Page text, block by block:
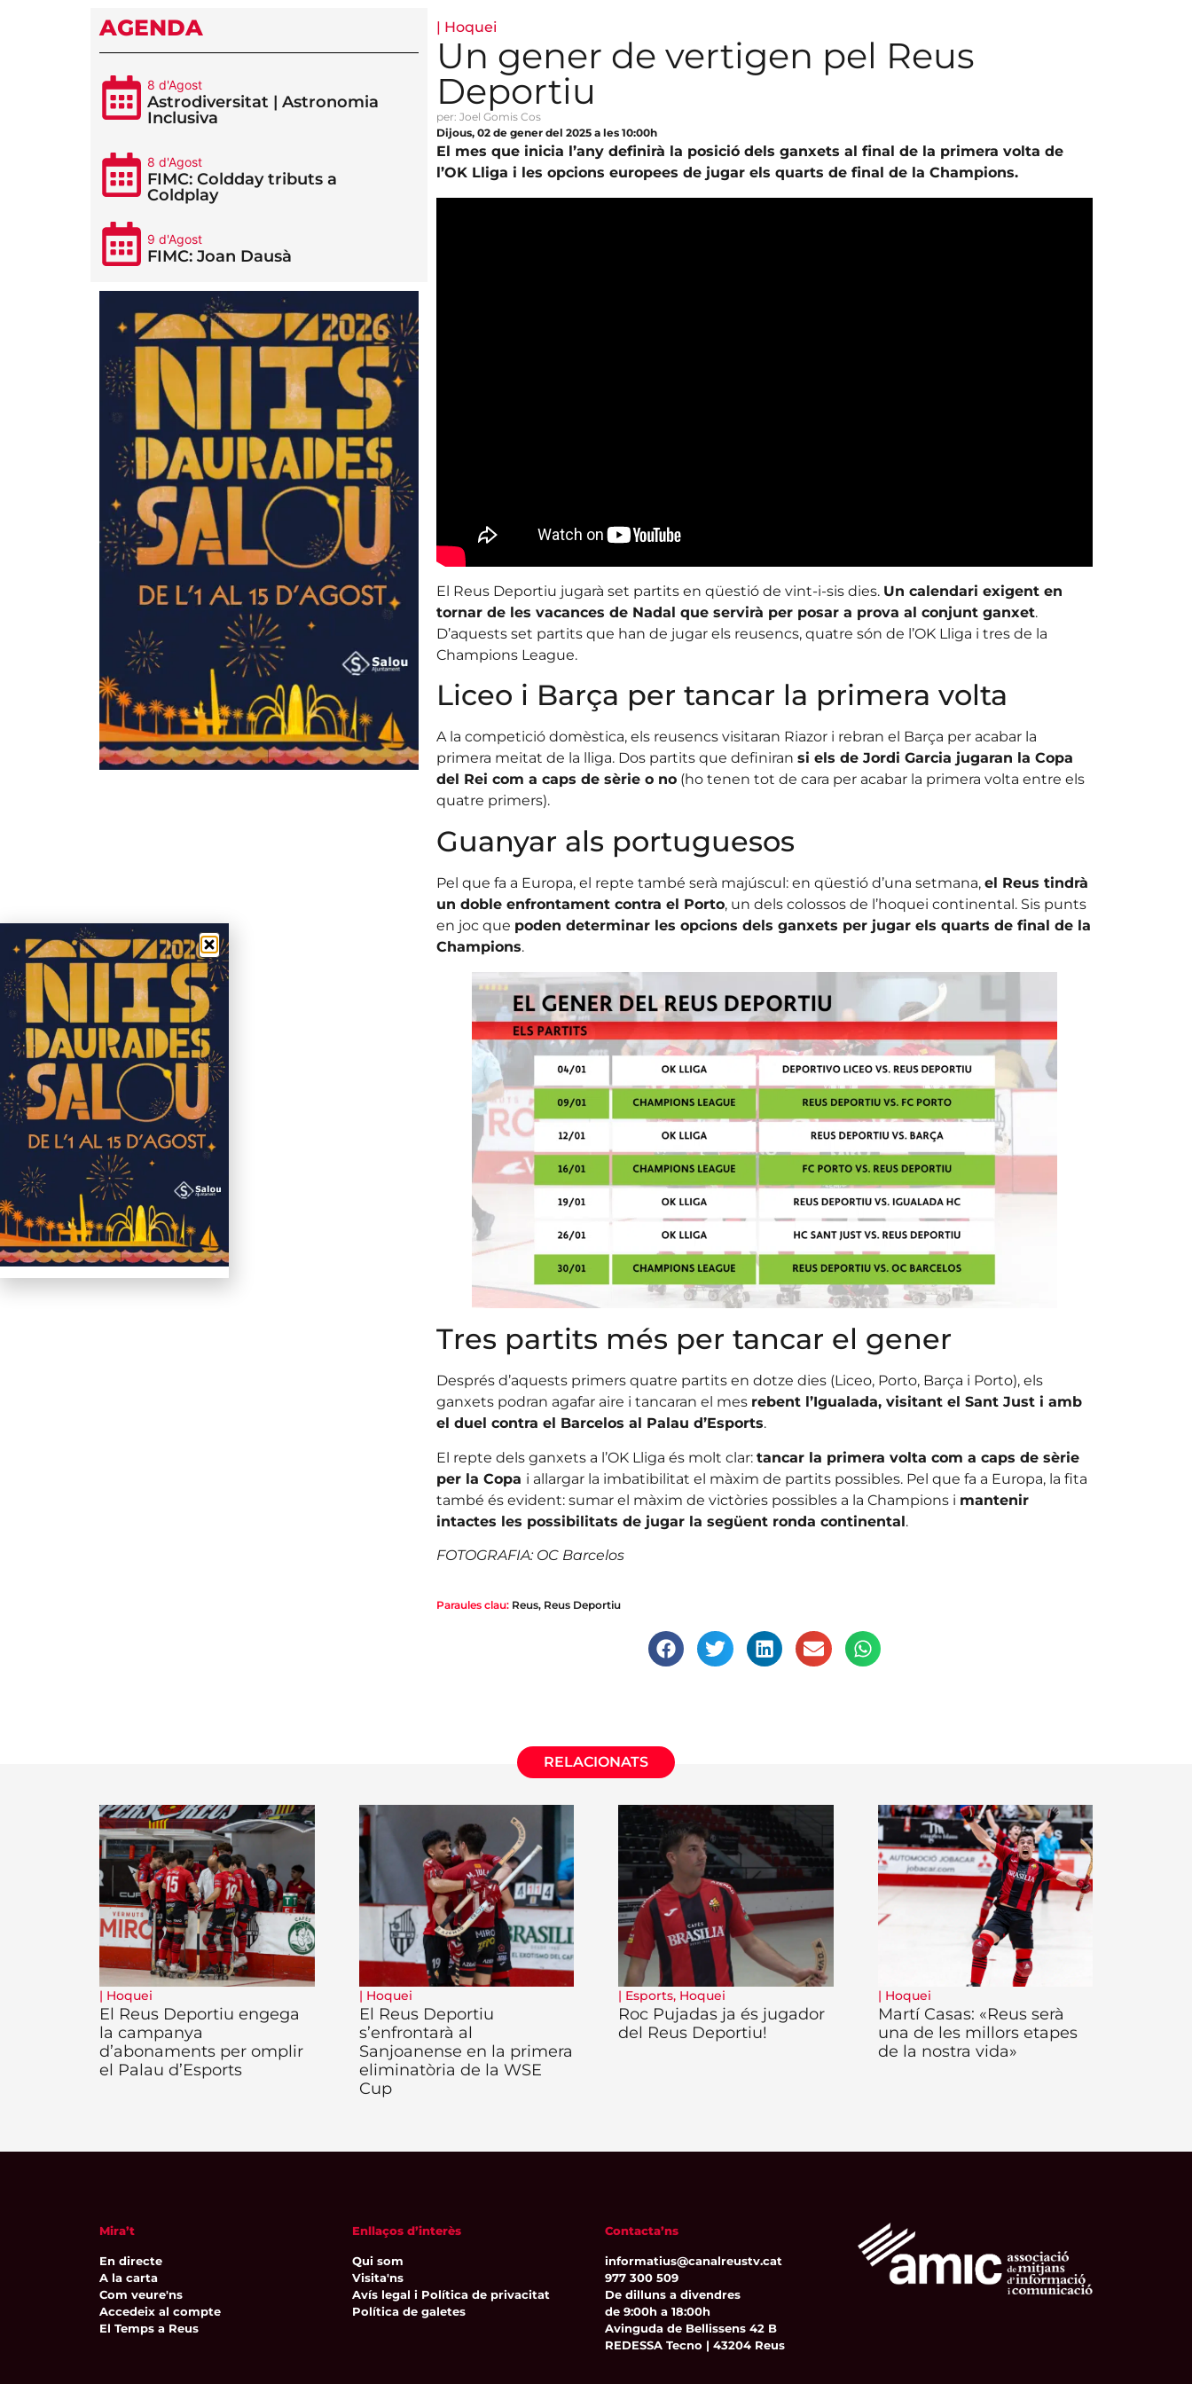
AGENDA
8 d'Agost
Astrodiversitat | Astronomia
Inclusiva
8 d'Agost
FIMC: Coldday tributs a
Coldplay
9 d'Agost
FIMC: Joan Dausà
| Hoquei
Un gener de vertigen pel Reus
Deportiu
per: Joel Gomis Cos
Dijous, 02 de gener del 2025 a les 10:00h
El mes que inicia l’any definirà la posició dels ganxets al final de la primera volta de
l’OK Lliga i les opcions europees de jugar els quarts de final de la Champions.
El Reus Deportiu jugarà set partits en qüestió de vint-i-sis dies. Un calendari exigent en
tornar de les vacances de Nadal que servirà per posar a prova al conjunt ganxet.
D’aquests set partits que han de jugar els reusencs, quatre són de l’OK Lliga i tres de la
Champions League.
Liceo i Barça per tancar la primera volta
A la competició domèstica, els reusencs visitaran Riazor i rebran el Barça per acabar la
primera meitat de la lliga. Dos partits que definiran si els de Jordi Garcia jugaran la Copa
del Rei com a caps de sèrie o no(ho tenen tot de cara per acabar la primera volta entre els
quatre primers).
Guanyar als portuguesos
Pel que fa a Europa, el repte també serà majúscul: en qüestió d’una setmana, el Reus tindrà
un doble enfrontament contra el Porto, un dels colossos de l’hoquei continental. Sis punts
en joc que poden determinar les opcions dels ganxets per jugar els quarts de final de la
Champions.
Tres partits més per tancar el gener
Després d’aquests primers quatre partits en dotze dies (Liceo, Porto, Barça i Porto), els
ganxets podran agafar aire i tancaran el mes rebent l’Igualada, visitant el Sant Just i amb
el duel contra el Barcelos al Palau d’Esports.
El repte dels ganxets a l’OK Lliga és molt clar: tancar la primera volta com a caps de sèrie
per la Copa i allargar la imbatibilitat el màxim de partits possibles. Pel que fa a Europa, la fita
també és evident: sumar el màxim de victòries possibles a la Champions i mantenir
intactes les possibilitats de jugar la següent ronda continental.
FOTOGRAFIA: OC Barcelos
Paraules clau: Reus, Reus Deportiu
RELACIONATS
| Hoquei
El Reus Deportiu engega
la campanya
d’abonaments per omplir
el Palau d’Esports
| Hoquei
El Reus Deportiu
s’enfrontarà al
Sanjoanense en la primera
eliminatòria de la WSE
Cup
| Esports, Hoquei
Roc Pujadas ja és jugador
del Reus Deportiu!
| Hoquei
Martí Casas: «Reus serà
una de les millors etapes
de la nostra vida»
Mira’t
En directe
A la carta
Com veure'ns
Accedeix al compte
El Temps a Reus
Enllaços d’interès
Qui som
Visita'ns
Avís legal i Política de privacitat
Política de galetes
Contacta’ns
informatius@canalreustv.cat
977 300 509
De dilluns a divendres
de 9:00h a 18:00h
Avinguda de Bellissens 42 B
REDESSA Tecno | 43204 Reus